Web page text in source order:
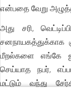
என்பதை வேறு
அது சரி,
சனநாயகத்துக்காக
மீறல்களை எங்கே
செய்யாத நபர்,
மட்டும் வந்து